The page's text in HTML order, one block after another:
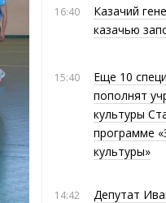
16:40
Казачий
казачью
15:40
Еще 10
пополнят
культуры
программе
культуры»
14:42
Депутат